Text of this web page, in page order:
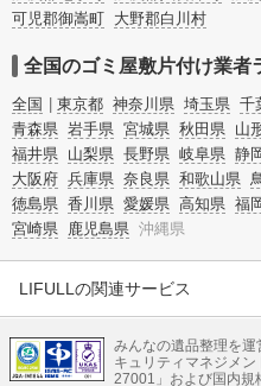
可児郡御嵩町 大野郡白川村
全国のゴミ屋敷片付け業者
全国 東京都 神奈川県 埼玉県 千
青森県 岩手県 宮城県 秋田県 山
福井県 山梨県 長野県 岐阜県 静
大阪府 兵庫県 奈良県 和歌山県
徳島県 香川県 愛媛県 高知県 福
宮崎県 鹿児島県 沖縄県
LIFULLの関連サービス
不動産・住宅
引越し 老人ホーム
不動産クラウドファンディング
みんなの遺品整理を
キュリティマネジメ
27001」および国内規